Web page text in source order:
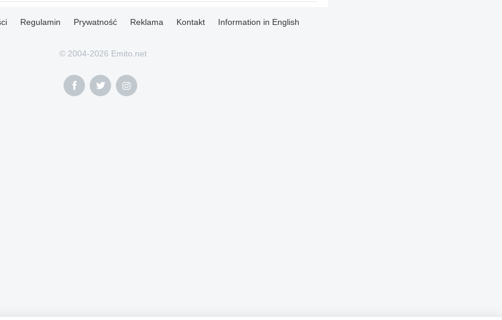
Regulamin Prywatność Reklama Kontakt Information in English
© 2004-2026 Emito.net